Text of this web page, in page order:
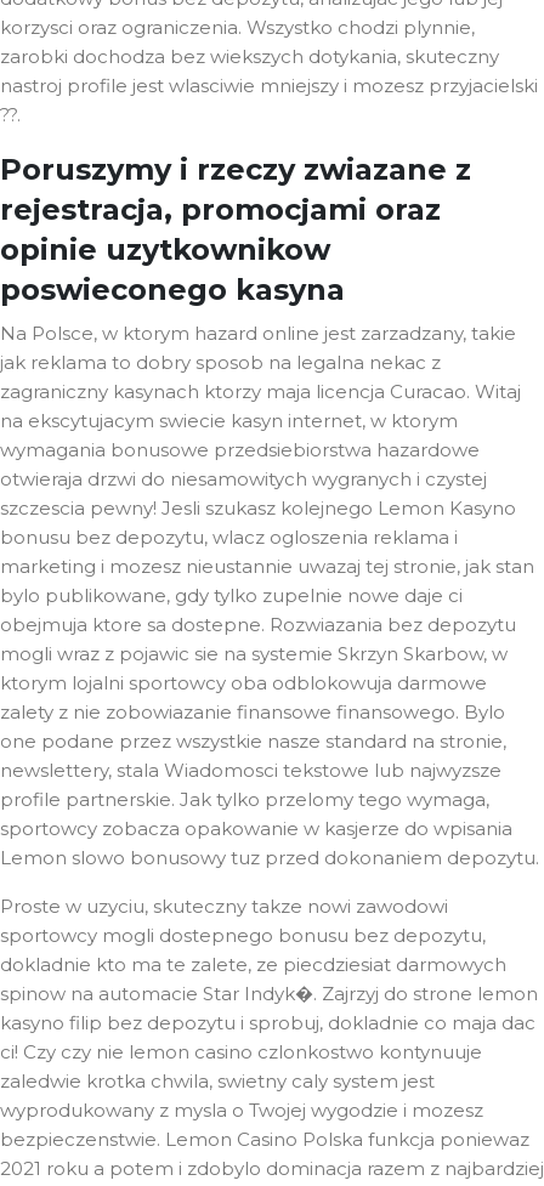
korzysci oraz ograniczenia. Wszystko chodzi plynnie,
zarobki dochodza bez wiekszych dotykania, skuteczny
nastroj profile jest wlasciwie mniejszy i mozesz przyjacielski
??.
Poruszymy i rzeczy zwiazane z
rejestracja, promocjami oraz
opinie uzytkownikow
poswieconego kasyna
Na Polsce, w ktorym hazard online jest zarzadzany, takie
jak reklama to dobry sposob na legalna nekac z
zagraniczny kasynach ktorzy maja licencja Curacao. Witaj
na ekscytujacym swiecie kasyn internet, w ktorym
wymagania bonusowe przedsiebiorstwa hazardowe
otwieraja drzwi do niesamowitych wygranych i czystej
szczescia pewny! Jesli szukasz kolejnego Lemon Kasyno
bonusu bez depozytu, wlacz ogloszenia reklama i
marketing i mozesz nieustannie uwazaj tej stronie, jak stan
bylo publikowane, gdy tylko zupelnie nowe daje ci
obejmuja ktore sa dostepne. Rozwiazania bez depozytu
mogli wraz z pojawic sie na systemie Skrzyn Skarbow, w
ktorym lojalni sportowcy oba odblokowuja darmowe
zalety z nie zobowiazanie finansowe finansowego. Bylo
one podane przez wszystkie nasze standard na stronie,
newslettery, stala Wiadomosci tekstowe lub najwyzsze
profile partnerskie. Jak tylko przelomy tego wymaga,
sportowcy zobacza opakowanie w kasjerze do wpisania
Lemon slowo bonusowy tuz przed dokonaniem depozytu.
Proste w uzyciu, skuteczny takze nowi zawodowi
sportowcy mogli dostepnego bonusu bez depozytu,
dokladnie kto ma te zalete, ze piecdziesiat darmowych
spinow na automacie Star Indyk�. Zajrzyj do strone lemon
kasyno filip bez depozytu i sprobuj, dokladnie co maja dac
ci! Czy czy nie lemon casino czlonkostwo kontynuuje
zaledwie krotka chwila, swietny caly system jest
wyprodukowany z mysla o Twojej wygodzie i mozesz
bezpieczenstwie. Lemon Casino Polska funkcja poniewaz
2021 roku a potem i zdobylo dominacja razem z najbardziej